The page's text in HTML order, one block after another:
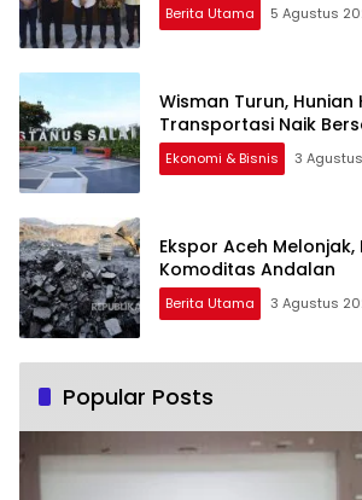
Berita Utama 5 Agustus
Wisman Turun,
Transportasi Naik
Ekonomi & Bisnis 3
Ekspor Aceh
Komoditas Andalan
Berita Utama 3 Agustus
Popular Posts